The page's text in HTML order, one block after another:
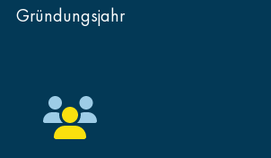
Gründungsjahr